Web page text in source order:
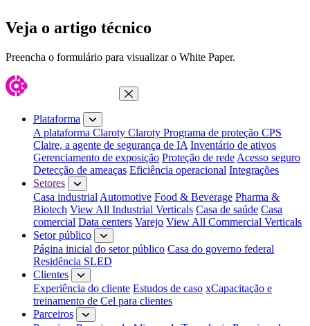
Veja o artigo técnico
Preencha o formulário para visualizar o White Paper.
Fechar menu
Plataforma
A plataforma Claroty Claroty Programa de proteção CPS
Claire, a agente de segurança de IA Inventário de ativos
Gerenciamento de exposição Proteção de rede Acesso seguro
Detecção de ameaças Eficiência operacional Integrações
Setores
Casa industrial Automotive Food & Beverage Pharma &
Biotech View All Industrial Verticals Casa de saúde Casa
comercial Data centers Varejo View All Commercial Verticals
Setor público
Página inicial do setor público Casa do governo federal
Residência SLED
Clientes
Experiência do cliente Estudos de caso xCapacitação e
treinamento de Cel para clientes
Parceiros